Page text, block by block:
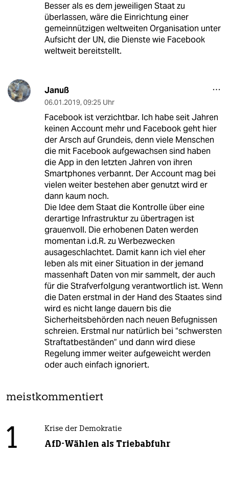
Besser als es dem jeweiligen Staat zu
überlassen, wäre die Einrichtung einer
gemeinnützigen weltweiten Organisation unter
Aufsicht der UN, die Dienste wie Facebook
weltweit bereitstellt.
Januß
06.01.2019, 09:25 Uhr
Facebook ist verzichtbar. Ich habe seit Jahren
keinen Account mehr und Facebook geht hier
der Arsch auf Grundeis, denn viele Menschen
die mit Facebook aufgewachsen sind haben
die App in den letzten Jahren von ihren
Smartphones verbannt. Der Account mag bei
vielen weiter bestehen aber genutzt wird er
dann kaum noch.
Die Idee dem Staat die Kontrolle über eine
derartige Infrastruktur zu übertragen ist
grauenvoll. Die erhobenen Daten werden
momentan i.d.R. zu Werbezwecken
ausageschlachtet. Damit kann ich viel eher
leben als mit einer Situation in der jemand
massenhaft Daten von mir sammelt, der auch
für die Strafverfolgung verantwortlich ist. Wenn
die Daten erstmal in der Hand des Staates sind
wird es nicht lange dauern bis die
Sicherheitsbehörden nach neuen Befugnissen
schreien. Erstmal nur natürlich bei “schwersten
Straftatbeständen” und dann wird diese
Regelung immer weiter aufgeweicht werden
oder auch einfach ignoriert.
meistkommentiert
1 Krise der Demokratie
AfD-Wählen als Triebabfuhr